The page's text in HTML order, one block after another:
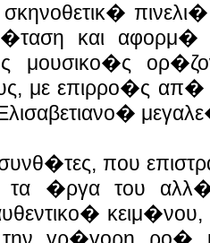
και αφορμ�
μουσικο�ς
με επιρρο�ς
που
τα �ργα του